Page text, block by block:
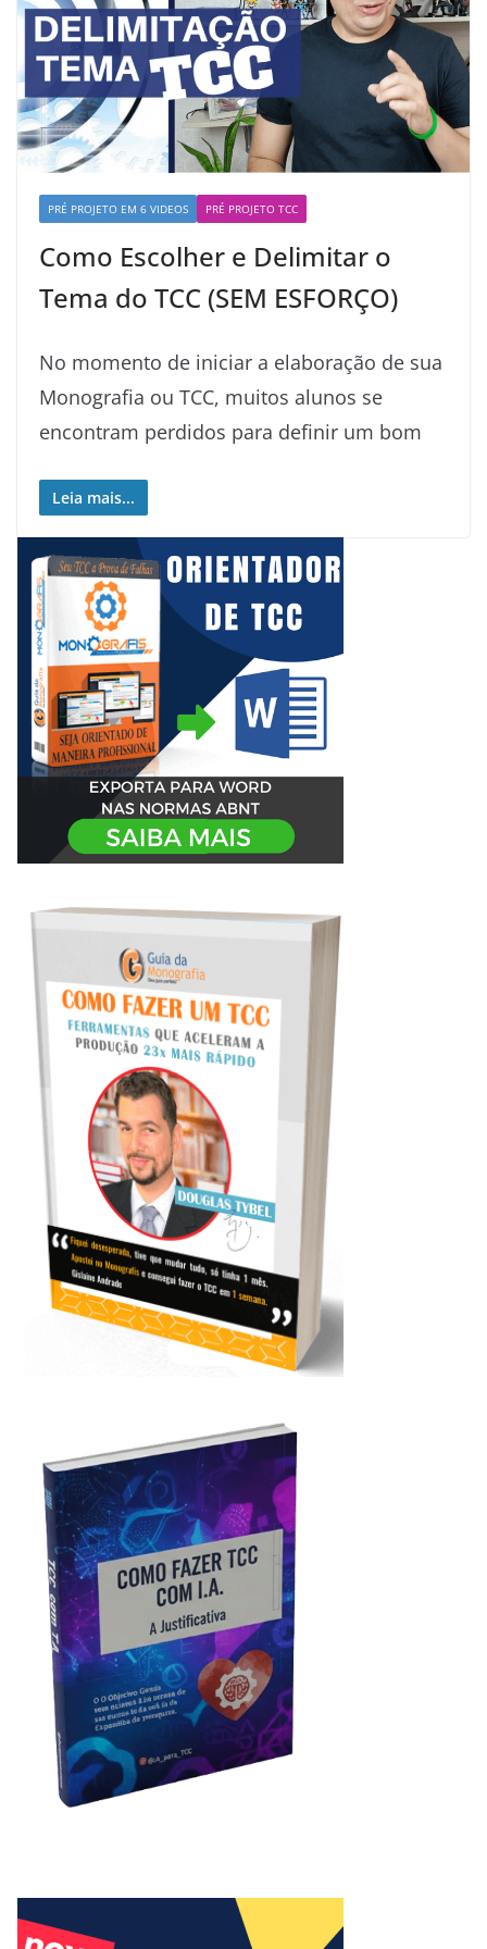
PRÉ PROJETO EM 6 VIDEOS PRÉ PROJETO TCC
Como Escolher e Delimitar o
Tema do TCC (SEM ESFORÇO)
No momento de iniciar a elaboração de sua
Monografia ou TCC, muitos alunos se
encontram perdidos para definir um bom
Leia mais...